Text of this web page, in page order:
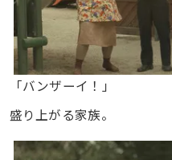
「バンザーイ！」
盛り上がる家族。